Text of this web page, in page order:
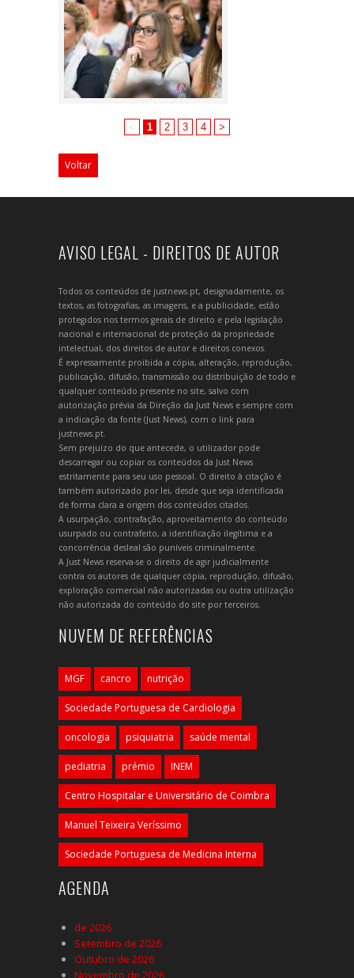
< 1 2 3 4 >
Voltar
AVISO LEGAL - DIREITOS DE AUTOR
Todos os conteúdos de justnews.pt, designadamente, os
textos, as fotografias, as imagens, e a publicidade, estão
protegidos nos termos gerais de direito e pela legislação
nacional e internacional de proteção da propriedade
intelectual, dos direitos de autor e direitos conexos.
É expressamente proibida a cópia, alteração, reprodução,
publicação, difusão, transmissão ou distribuição de todo e
qualquer conteúdo presente no site, salvo com
autorização prévia da Direção da Just News e sempre com
a indicação da fonte (Just News), com o link para
justnews.pt.
Sem prejuízo do que antecede, o utilizador pode
descarregar ou copiar os conteúdos da Just News
estritamente para seu uso pessoal. O direito à citação é
também autorizado por lei, desde que seja identificada
de forma clara a origem dos conteúdos citados.
A usurpação, contrafação, aproveitamento do conteúdo
usurpado ou contrafeito, a identificação ilegítima e a
concorrência desleal são puníveis criminalmente.
A Just News reserva-se o direito de agir judicialmente
contra os autores de qualquer cópia, reprodução, difusão,
exploração comercial não autorizadas ou outra utilização
não autorizada do conteúdo do site por terceiros.
NUVEM DE REFERÊNCIAS
MGF cancro nutrição
Sociedade Portuguesa de Cardiologia
oncologia psiquiatria saúde mental
pediatria prémio INEM
Centro Hospitalar e Universitário de Coimbra
Manuel Teixeira Veríssimo
Sociedade Portuguesa de Medicina Interna
AGENDA
de 2026
Setembro de 2026
Outubro de 2026
Novembro de 2026